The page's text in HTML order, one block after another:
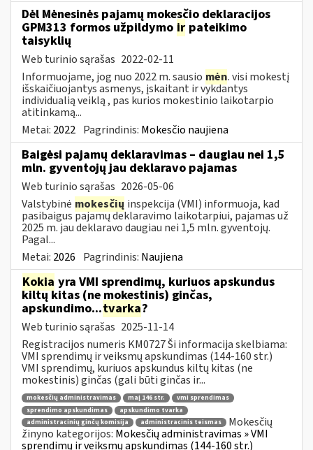
Dėl Mėnesinės pajamų mokesčio deklaracijos
GPM313 formos užpildymo ir pateikimo
taisyklių
Web turinio sąrašas 2022-02-11
Informuojame, jog nuo 2022 m. sausio mėn. visi mokestį
išskaičiuojantys asmenys, įskaitant ir vykdantys
individualią veiklą , pas kurios mokestinio laikotarpio
atitinkamą...
Metai: 2022 Pagrindinis: Mokesčio naujiena
Baigėsi pajamų deklaravimas – daugiau nei 1,5
mln. gyventojų jau deklaravo pajamas
Web turinio sąrašas 2026-05-06
Valstybinė mokesčių inspekcija (VMI) informuoja, kad
pasibaigus pajamų deklaravimo laikotarpiui, pajamas už
2025 m. jau deklaravo daugiau nei 1,5 mln. gyventojų.
Pagal...
Metai: 2026 Pagrindinis: Naujiena
Kokia yra VMI sprendimų, kuriuos apskundus
kiltų kitas (ne mokestinis) ginčas,
apskundimo...tvarka?
Web turinio sąrašas 2025-11-14
Registracijos numeris KM0727 Ši informacija skelbiama:
VMI sprendimų ir veiksmų apskundimas (144-160 str.)
VMI sprendimų, kuriuos apskundus kiltų kitas (ne
mokestinis) ginčas (gali būti ginčas ir...
mokesčių administravimas maį 146 str.
vmi sprendimas
sprendimo apskundimas
apskundimo tvarka
administracinių ginčų komisija
administracinis teismas
Mokesčių
žinyno kategorijos: Mokesčių administravimas » VMI
sprendimų ir veiksmų apskundimas (144-160 str.)